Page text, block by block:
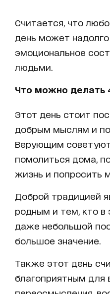
Считается, что
день может надолго
эмоциональное
людьми.
Что можно делать
Этот день стоит
добрым мыслям и
Верующим
помолиться дома,
жизнь и попросить
Доброй традицией
родным и тем, кто в
даже небольшой
большое значение.
Также этот день
благоприятным для